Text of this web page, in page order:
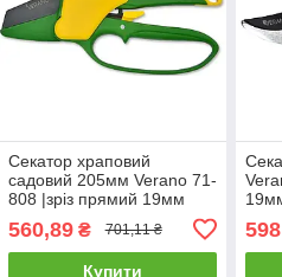
Секатор храповий
садовий 205мм Verano 71-
808 |зріз прямий 19мм
кущів гілок квітів
560,89₴ 701,11 ₴
Купити